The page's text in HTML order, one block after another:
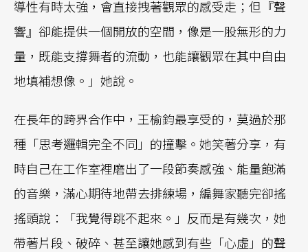
導性有時太強，會直接拽著觀眾的感受走；但『聲
響』卻能提供一個開放的空間，像是一股無形的力
量，既能支撐舞者的流動，也能讓觀眾在其中自由
地填補想像。」她說。
在長年的跨界合作中，王榆鈞最享受的，莫過於那
種「思考邏輯完全不同」的撞擊。她笑著分享，有
時自己在工作室裡磨出了一段節奏感強、能量飽滿
的音樂，滿心期待地帶去排練場，編舞家聽完卻搖
搖頭說：「我覺得跳不起來。」反而是有幾次，她
帶著片段、破碎、甚至讓她感到有些「心虛」的聲